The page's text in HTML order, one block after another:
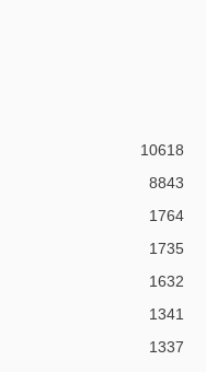
10618
8843
1764
1735
1632
1341
1337